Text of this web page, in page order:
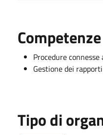
Competenze
Procedure
Gestione dei
Tipo di